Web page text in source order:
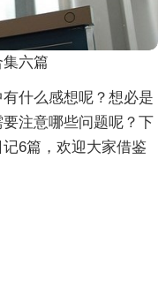
集六篇
什么感想呢？想必是
注意哪些问题呢？下
6篇，欢迎大家借鉴